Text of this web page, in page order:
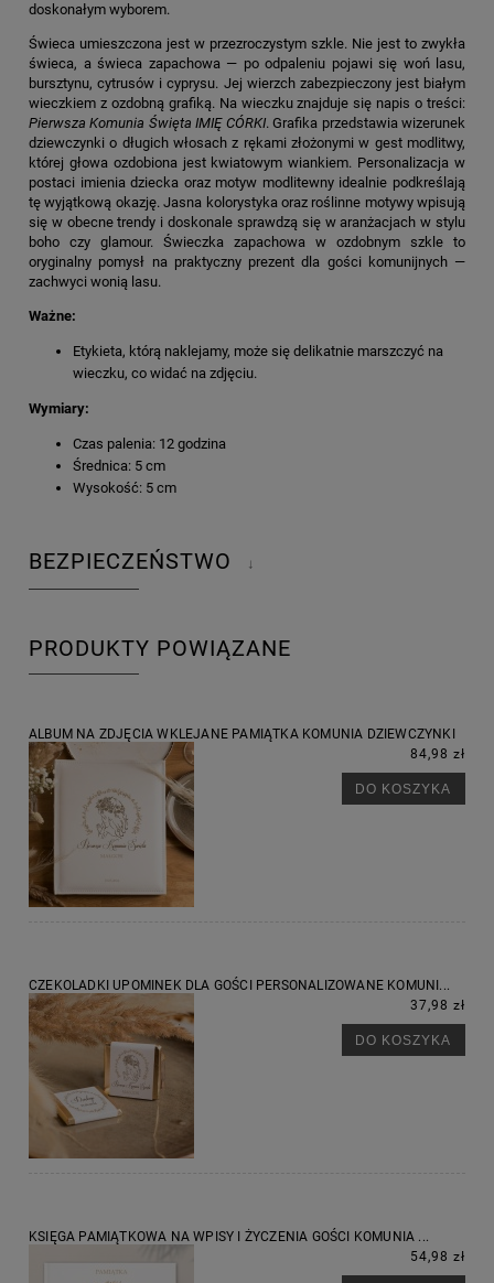
doskonałym wyborem.
Świeca umieszczona jest w przezroczystym szkle. Nie jest to zwykła
świeca, a świeca zapachowa — po odpaleniu pojawi się woń lasu,
bursztynu, cytrusów i cyprysu. Jej wierzch zabezpieczony jest białym
wieczkiem z ozdobną grafiką. Na wieczku znajduje się napis o treści:
Pierwsza Komunia Święta IMIĘ CÓRKI. Grafika przedstawia wizerunek
dziewczynki o długich włosach z rękami złożonymi w gest modlitwy,
której głowa ozdobiona jest kwiatowym wiankiem. Personalizacja w
postaci imienia dziecka oraz motyw modlitewny idealnie podkreślają
tę wyjątkową okazję. Jasna kolorystyka oraz roślinne motywy wpisują
się w obecne trendy i doskonale sprawdzą się w aranżacjach w stylu
boho czy glamour. Świeczka zapachowa w ozdobnym szkle to
oryginalny pomysł na praktyczny prezent dla gości komunijnych—
zachwyci wonią lasu.
Ważne:
Etykieta, którą naklejamy, może się delikatnie marszczyć na
wieczku, co widać na zdjęciu.
Wymiary:
Czas palenia: 12 godzina
Średnica: 5 cm
Wysokość: 5 cm
BEZPIECZEŃSTWO ↓
PRODUKTY POWIĄZANE
ALBUM NA ZDJĘCIA WKLEJANE PAMIĄTKA KOMUNIA DZIEWCZYNKI
84,98 zł
DO KOSZYKA
CZEKOLADKI UPOMINEK DLA GOŚCI PERSONALIZOWANE KOMUNI...
37,98 zł
DO KOSZYKA
KSIĘGA PAMIĄTKOWA NA WPISY I ŻYCZENIA GOŚCI KOMUNIA ...
54,98 zł